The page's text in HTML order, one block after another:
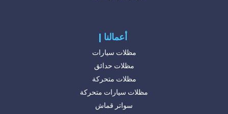
مظلات سيارات
مظلات حدائق
مظلات متحركة
مظلات سيارات متحركة
سواتر قماش